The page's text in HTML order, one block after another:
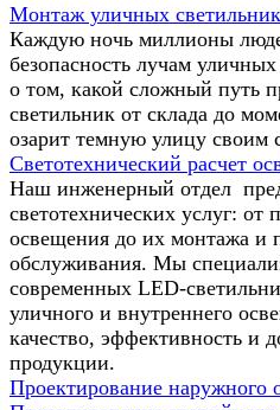
Монтаж уличных
Каждую ночь миллионы
безопасность лучам
о том, какой сложный путь
светильник от склада до
озарит темную улицу своим
Светотехнический расчет
Наш инженерный отдел
светотехнических услуг: от
освещения до их монтажа и
обслуживания. Мы
современных LED-
уличного и внутреннего
качество, эффективность и
продукции.
Проектирование наружного